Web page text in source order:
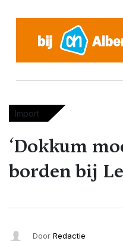
Import
‘Dokkum
borden bij
Door Redactie